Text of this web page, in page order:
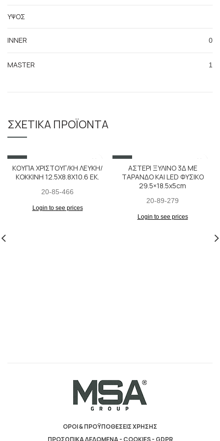
ΥΨΟΣ
INNER 0
MASTER 1
ΣΧΕΤΙΚΆ ΠΡΟΪΌΝΤΑ
SALE
ΚΟΥΠΑ ΧΡΙΣΤΟΥΓ/ΚΗ ΛΕΥΚΗ/
ΚΟΚΚΙΝΗ 12.5Χ8.8Χ10.6 ΕΚ.
20-85-466
Login to see prices
SALE
ΑΣΤΕΡΙ ΞΥΛΙΝΟ 3Δ ΜΕ
ΤΑΡΑΝΔΟ ΚΑΙ LED ΦΥΣΙΚΟ
29.5×18.5x5cm
20-89-279
Login to see prices
ΟΡΟΙ & ΠΡΟΫΠΟΘΕΣΕΙΣ ΧΡΗΣΗΣ
ΠΡΟΣΩΠΙΚΑ ΔΕΔΟΜΕΝΑ - COOKIES - GDPR